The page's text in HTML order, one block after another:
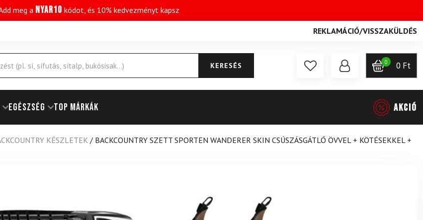
meg a NYAR10 kódot, és 10% kedvezményt kapsz
REKLAMÁCIÓ/VISSZAKÜLDÉS
KERESÉS 0 0 Ft
EGÉSZSÉG Top márkák AKCIÓ
KÉSZLETEK / BACKCOUNTRY SZETT SPORTEN WANDERER SKIN CSÚSZÁSGÁTLÓ ÖVVEL + KÖTÉSEKKEL +